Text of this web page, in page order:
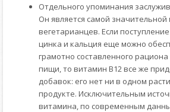
Отдельного упоминания
Он является самой
вегетарианцев. Если
цинка и кальция еще можно
грамотно составленного
пищи, то витамин В12 все же
добавок: его нет ни в одном
продукте. Исключительным
витамина, по современным